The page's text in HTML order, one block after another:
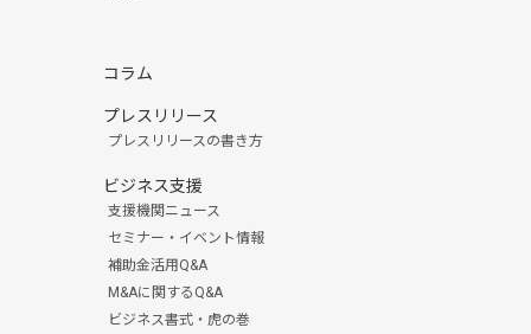
コラム
プレスリリース
プレスリリースの書き方
ビジネス支援
支援機関ニュース
セミナー・イベント情報
補助金活用Q&A
M&Aに関するQ&A
ビジネス書式・虎の巻